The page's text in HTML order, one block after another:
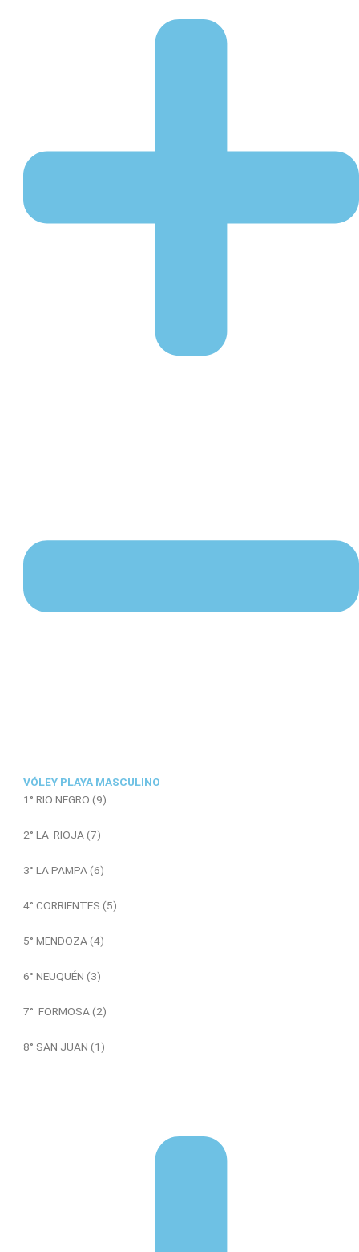
VÓLEY PLAYA MASCULINO
1° RIO NEGRO (9)
2° LA RIOJA (7)
3° LA PAMPA (6)
4° CORRIENTES (5)
5° MENDOZA (4)
6° NEUQUÉN (3)
7° FORMOSA (2)
8° SAN JUAN (1)